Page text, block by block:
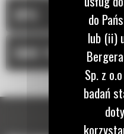
DANE TECHNICZNE
do
lub (ii)
Sp. z
badań